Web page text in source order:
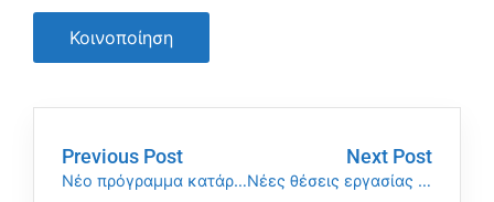
Κοινοποίηση
Previous Post
Νέο πρόγραμμα κατάρτισης για τους εργαζόμενους του τουριστικού κλάδου
Next Post
Νέες θέσεις εργασίας στο εξωτερικό και στην Ελλάδα